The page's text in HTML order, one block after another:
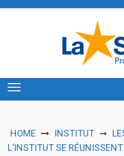
HOME INSTITUT ➞
L’INSTITUT SE